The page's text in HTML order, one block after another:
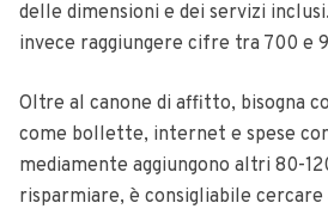
delle dimensioni e dei servizi
invece raggiungere cifre tra 700 e
Oltre al canone di affitto, bisogna
come bollette, internet e spese
mediamente aggiungono altri 80-
risparmiare, è consigliabile